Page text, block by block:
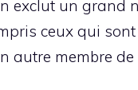
exclut un grand
ceux qui
autre membre de